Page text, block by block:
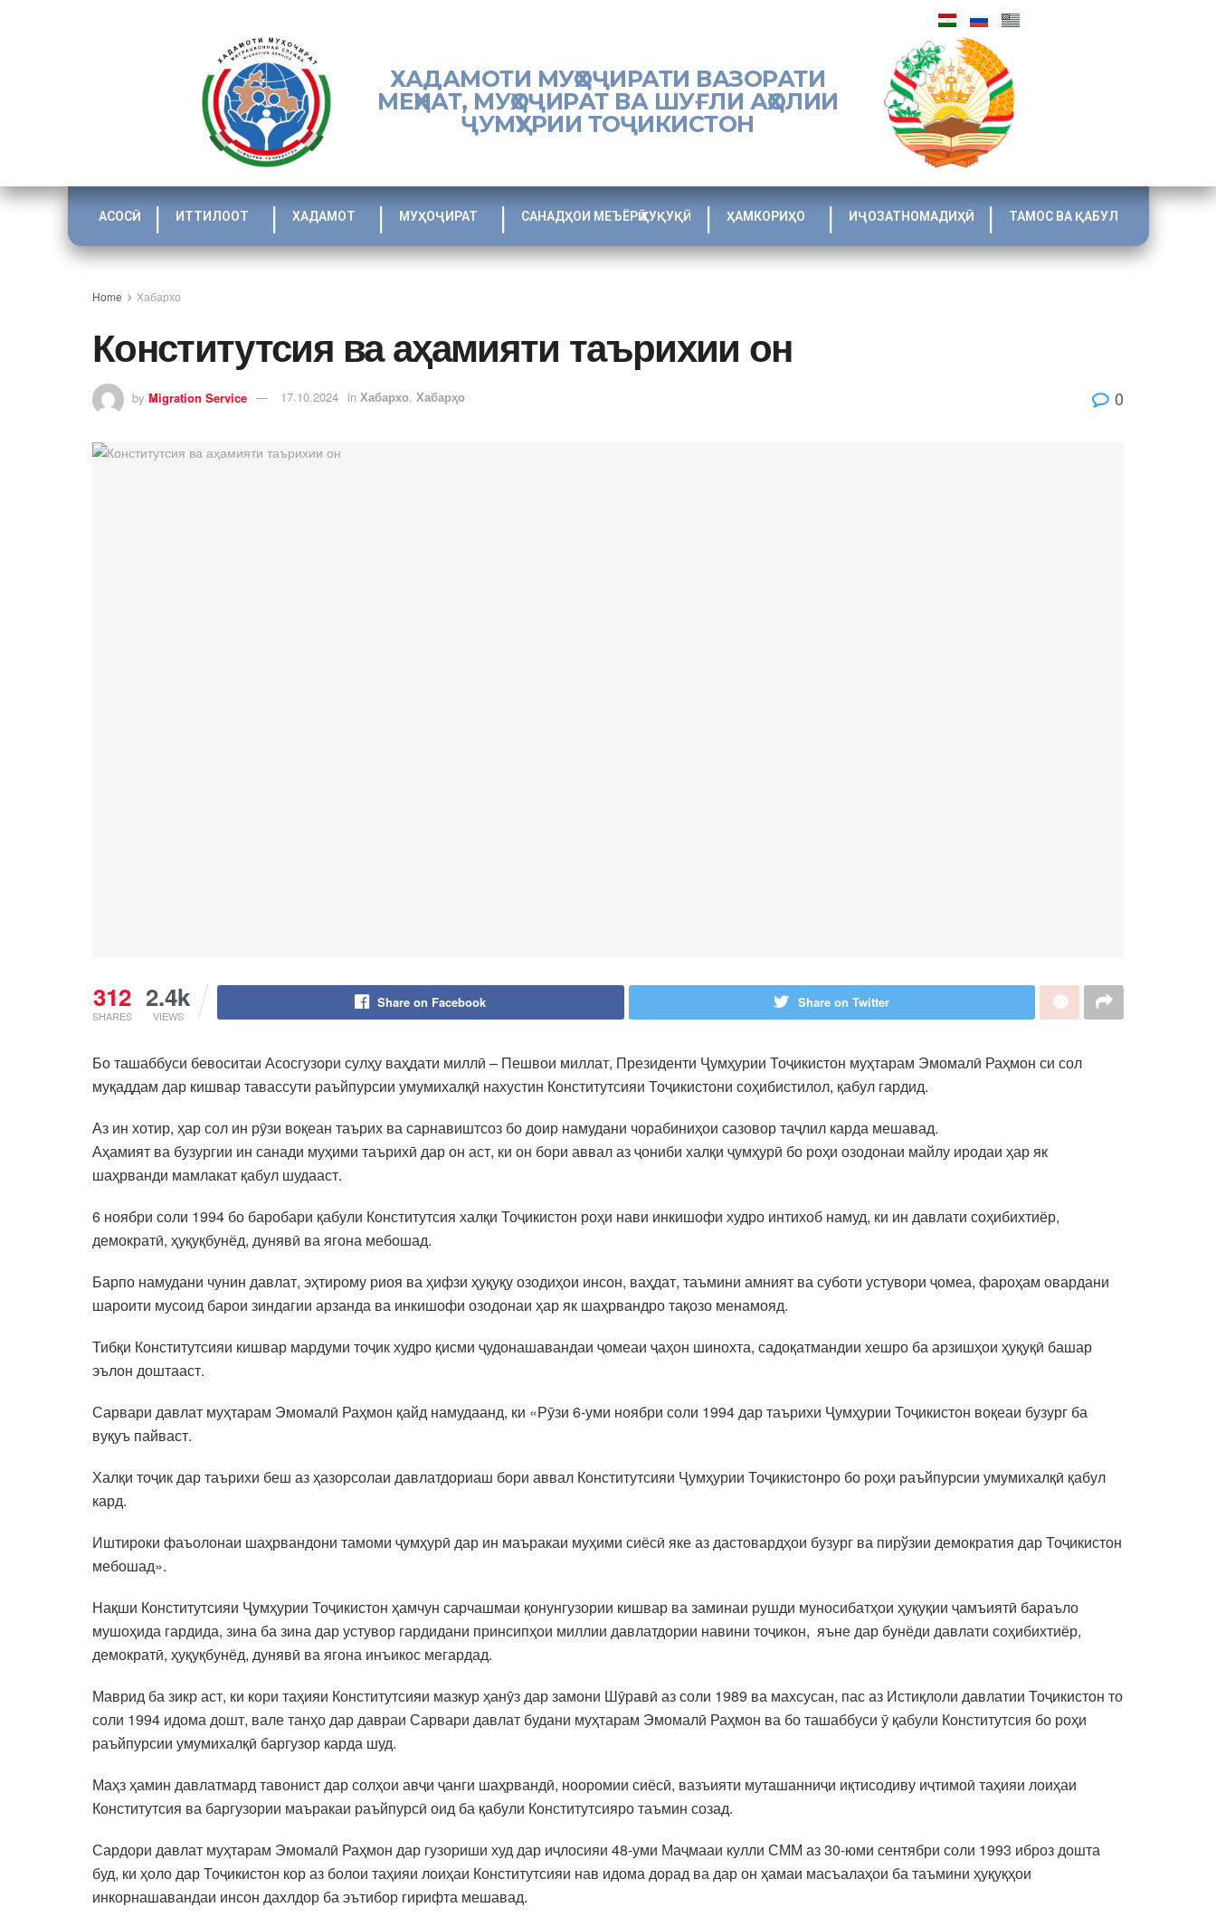
ХАДАМОТИ МУҲОҶИРАТИ ВАЗОРАТИ
МЕҲНАТ, МУҲОҶИРАТ ВА ШУҒЛИ АҲОЛИИ
ҶУМҲУРИИ ТОҶИКИСТОН
АСОСӢ ИТТИЛООТ ХАДАМОТ МУҲОҶИРАТ САНАДҲОИ МЕЪЁРӢ ҲУҚУҚӢ ҲАМКОРИҲО ИҶОЗАТНОМАДИҲӢ ТАМОС ВА ҚАБУЛ
Home Хабархо
Конститутсия ва аҳамияти таърихии он
by Migration Service 17.10.2024 in Хабархо, Хабарҳо 0
312
SHARES
2.4k
VIEWS
Share on Facebook Share on Twitter
Бо ташаббуси бевоситаи Асосгузори сулҳу ваҳдати миллӣ – Пешвои миллат, Президенти Ҷумҳурии Тоҷикистон муҳтарам Эмомалӣ Раҳмон си сол
муқаддам дар кишвар тавассути раъйпурсии умумихалқӣ нахустин Конститутсияи Тоҷикистони соҳибистилол, қабул гардид.
Аз ин хотир, ҳар сол ин рӯзи воқеан таърих ва сарнавиштсоз бо доир намудани чорабиниҳои сазовор таҷлил карда мешавад.
Аҳамият ва бузургии ин санади муҳими таърихӣ дар он аст, ки он бори аввал аз ҷониби халқи ҷумҳурӣ бо роҳи озодонаи майлу иродаи ҳар як
шаҳрванди мамлакат қабул шудааст.
6 ноябри соли 1994 бо баробари қабули Конститутсия халқи Тоҷикистон роҳи нави инкишофи худро интихоб намуд, ки ин давлати соҳибихтиёр,
демократӣ, ҳуқуқбунёд, дунявӣ ва ягона мебошад.
Барпо намудани чунин давлат, эҳтирому риоя ва ҳифзи ҳуқуқу озодиҳои инсон, ваҳдат, таъмини амният ва суботи устувори ҷомеа, фароҳам овардани
шароити мусоид барои зиндагии арзанда ва инкишофи озодонаи ҳар як шаҳрвандро тақозо менамояд.
Тибқи Конститутсияи кишвар мардуми тоҷик худро қисми ҷудонашавандаи ҷомеаи ҷаҳон шинохта, садоқатмандии хешро ба арзишҳои ҳуқуқӣ башар
эълон доштааст.
Сарвари давлат муҳтарам Эмомалӣ Раҳмон қайд намудаанд, ки «Рӯзи 6-уми ноябри соли 1994 дар таърихи Ҷумҳурии Тоҷикистон воқеаи бузург ба
вуқуъ пайваст.
Халқи тоҷик дар таърихи беш аз ҳазорсолаи давлатдориаш бори аввал Конститутсияи Ҷумҳурии Тоҷикистонро бо роҳи раъйпурсии умумихалқӣ қабул
кард.
Иштироки фаъолонаи шаҳрвандони тамоми ҷумҳурӣ дар ин маъракаи муҳими сиёсӣ яке аз дастовардҳои бузург ва пирўзии демократия дар Тоҷикистон
мебошад».
Нақши Конститутсияи Ҷумҳурии Тоҷикистон ҳамчун сарчашмаи қонунгузории кишвар ва заминаи рушди муносибатҳои ҳуқуқии ҷамъиятӣ бараъло
мушоҳида гардида, зина ба зина дар устувор гардидани принсипҳои миллии давлатдории навини тоҷикон, яъне дар бунёди давлати соҳибихтиёр,
демократӣ, ҳуқуқбунёд, дунявӣ ва ягона инъикос мегардад.
Маврид ба зикр аст, ки кори таҳияи Конститутсияи мазкур ҳанӯз дар замони Шӯравӣ аз соли 1989 ва махсусан, пас аз Истиқлоли давлатии Тоҷикистон то
соли 1994 идома дошт, вале танҳо дар давраи Сарвари давлат будани муҳтарам Эмомалӣ Раҳмон ва бо ташаббуси ӯ қабули Конститутсия бо роҳи
раъйпурсии умумихалқӣ баргузор карда шуд.
Маҳз ҳамин давлатмард тавонист дар солҳои авҷи ҷанги шаҳрвандӣ, нооромии сиёсӣ, вазъияти муташанниҷи иқтисодиву иҷтимоӣ таҳияи лоиҳаи
Конститутсия ва баргузории маъракаи раъйпурсӣ оид ба қабули Конститутсияро таъмин созад.
Сардори давлат муҳтарам Эмомалӣ Раҳмон дар гузориши худ дар иҷлосияи 48-уми Маҷмааи кулли СММ аз 30-юми сентябри соли 1993 иброз дошта
буд, ки ҳоло дар Тоҷикистон кор аз болои таҳияи лоиҳаи Конститутсияи нав идома дорад ва дар он ҳамаи масъалаҳои ба таъмини ҳуқуқҳои
инкорнашавандаи инсон дахлдор ба эътибор гирифта мешавад.